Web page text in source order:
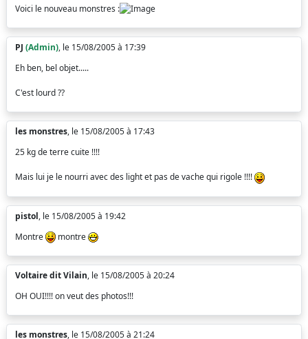
Voici le nouveau monstres :
PJ (Admin), le 15/08/2005 à 17:39
Eh ben, bel objet.....
C'est lourd ??
les monstres, le 15/08/2005 à 17:43
25 kg de terre cuite !!!!
Mais lui je le nourri avec des light et pas de vache qui rigole !!!!
pistol, le 15/08/2005 à 19:42
Montre
montre
Voltaire dit Vilain, le 15/08/2005 à 20:24
OH OUI!!!! on veut des photos!!!
les monstres, le 15/08/2005 à 21:24